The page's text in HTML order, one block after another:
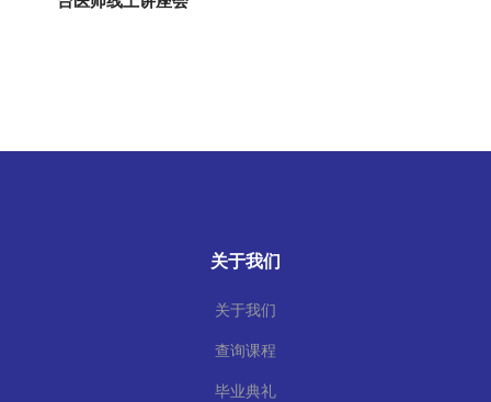
关于我们
关于我们
查询课程
毕业典礼